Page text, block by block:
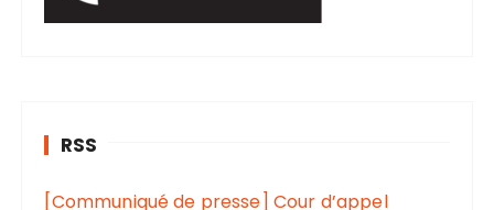
RSS
[Communiqué de presse] Cour d’appel